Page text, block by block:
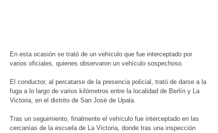
En esta ocasión se trató de un vehículo que fue interceptado por
varios oficiales, quienes observaron un vehículo sospechoso.
El conductor, al percatarse de la presencia policial, trató de darse a la
fuga a lo largo de varios kilómetros entre la localidad de Berlín y La
Victoria, en el distrito de San José de Upala.
Tras un seguimiento, finalmente el vehículo fue interceptado en las
cercanías de la escuela de La Victoria, donde tras una inspección